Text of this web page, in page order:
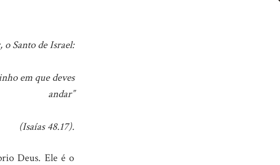
o Santo de Israel:
em que deves
andar”
(Isaías 48.17).
Deus. Ele é o